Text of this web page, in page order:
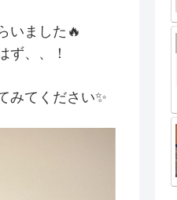
いました🔥
ず、、！
みてください✨